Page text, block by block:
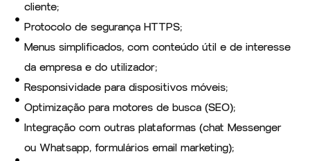
cliente;
Protocolo de segurança HTTPS;
Menus simplificados, com conteúdo útil e de interesse
da empresa e do utilizador;
Responsividade para dispositivos móveis;
Optimização para motores de busca (SEO);
Integração com outras plataformas (chat Messenger
ou Whatsapp, formulários email marketing);